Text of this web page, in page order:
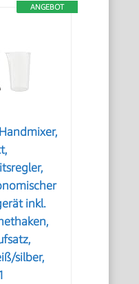
ANGEBOT
inkl.
silber,